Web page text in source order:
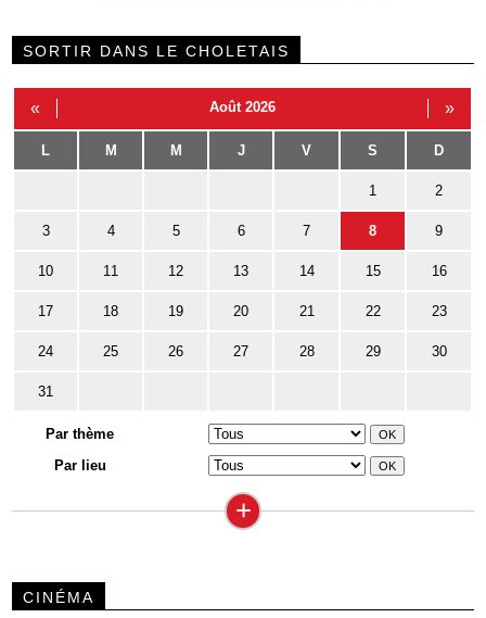
SORTIR DANS LE CHOLETAIS
« Août 2026 »
L M M J V S D
1 2
3 4 5 6 7 8 9
10 11 12 13 14 15 16
17 18 19 20 21 22 23
24 25 26 27 28 29 30
31
Par thème
Par lieu
+
CINÉMA